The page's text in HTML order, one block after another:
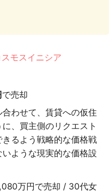
モスイニシア
で売却
わせて、賃貸への仮住
、買主側のリクエスト
るよう戦略的な価格戦
ような現実的な価格設
万円で売却 / 30代女